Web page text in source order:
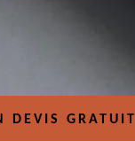
DEVIS GRATUIT